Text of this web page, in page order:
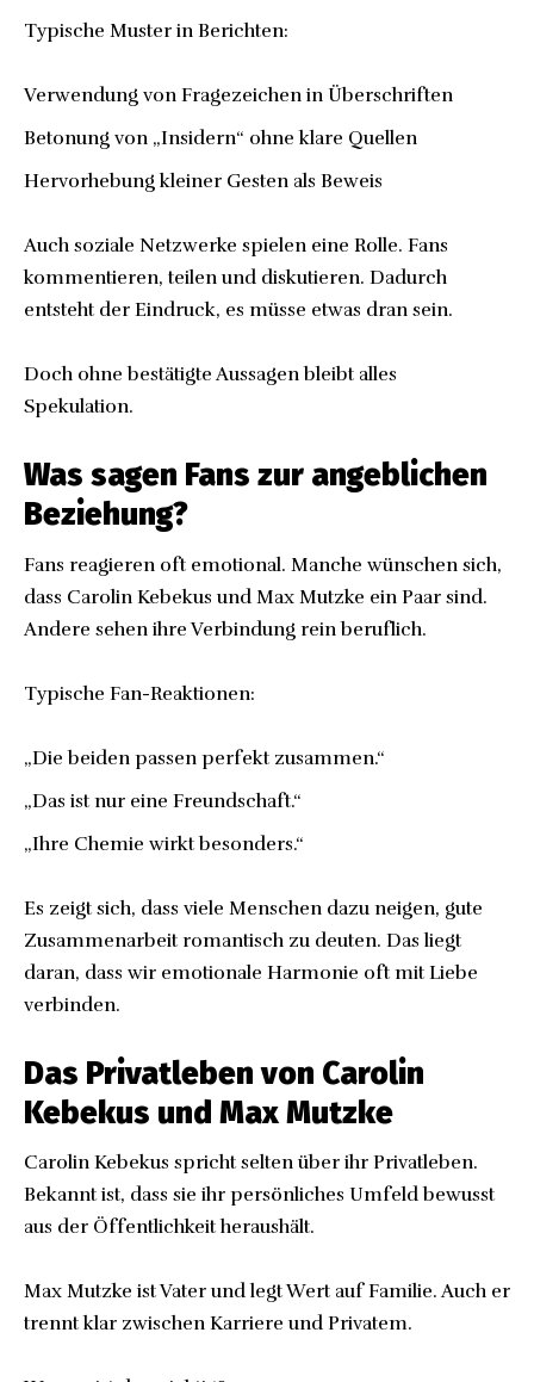
Typische Muster in Berichten:
Verwendung von Fragezeichen in Überschriften
Betonung von „Insidern“ ohne klare Quellen
Hervorhebung kleiner Gesten als Beweis
Auch soziale Netzwerke spielen eine Rolle. Fans
kommentieren, teilen und diskutieren. Dadurch
entsteht der Eindruck, es müsse etwas dran sein.
Doch ohne bestätigte Aussagen bleibt alles
Spekulation.
Was sagen Fans zur angeblichen
Beziehung?
Fans reagieren oft emotional. Manche wünschen sich,
dass Carolin Kebekus und Max Mutzke ein Paar sind.
Andere sehen ihre Verbindung rein beruflich.
Typische Fan-Reaktionen:
„Die beiden passen perfekt zusammen.“
„Das ist nur eine Freundschaft.“
„Ihre Chemie wirkt besonders.“
Es zeigt sich, dass viele Menschen dazu neigen, gute
Zusammenarbeit romantisch zu deuten. Das liegt
daran, dass wir emotionale Harmonie oft mit Liebe
verbinden.
Das Privatleben von Carolin
Kebekus und Max Mutzke
Carolin Kebekus spricht selten über ihr Privatleben.
Bekannt ist, dass sie ihr persönliches Umfeld bewusst
aus der Öffentlichkeit heraushält.
Max Mutzke ist Vater und legt Wert auf Familie. Auch er
trennt klar zwischen Karriere und Privatem.